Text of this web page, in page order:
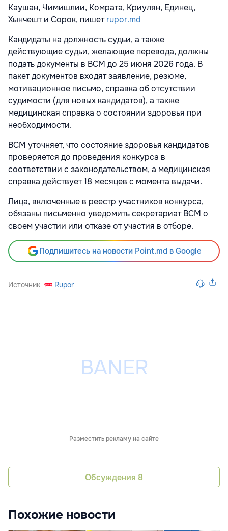
Каушан, Чимишлии, Комрата, Криулян, Единец,
Хынчешт и Сорок, пишетrupor.md
Кандидаты на должность судьи, а также
действующие судьи, желающие перевода, должны
подать документы в ВCМ до 25 июня 2026 года. В
пакет документов входят заявление, резюме,
мотивационное письмо, справка об отсутствии
судимости (для новых кандидатов), а также
медицинская справка о состоянии здоровья при
необходимости.
ВCМ уточняет, что состояние здоровья кандидатов
проверяется до проведения конкурса в
соответствии с законодательством, а медицинская
справка действует 18 месяцев с момента выдачи.
Лица, включенные в реестр участников конкурса,
обязаны письменно уведомить секретариат ВCМ о
своем участии или отказе от участия в отборе.
Подпишитесь на новости Point.md в Google
Источник Rupor
Разместить рекламу на сайте
Обсуждения 8
Похожие новости